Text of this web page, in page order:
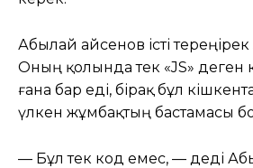
Абылай Қайсенов істі тереңірек
Оның қолында тек «JS» деген
ғана бар еді, бірақ бұл
үлкен жұмбақтың бастамасы
— Бұл тек код емес, — деді